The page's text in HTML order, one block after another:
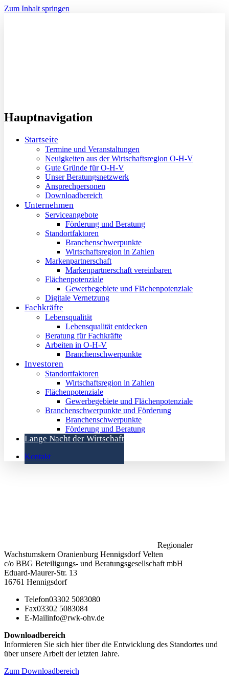
Zum Inhalt springen
Hauptnavigation
Startseite
Termine und Veranstaltungen
Neuigkeiten aus der Wirtschaftsregion O-H-V
Gute Gründe für O-H-V
Unser Beratungsnetzwerk
Ansprechpersonen
Downloadbereich
Unternehmen
Serviceangebote
Förderung und Beratung
Standortfaktoren
Branchenschwerpunkte
Wirtschaftsregion in Zahlen
Markenpartnerschaft
Markenpartnerschaft vereinbaren
Flächenpotenziale
Gewerbegebiete und Flächenpotenziale
Digitale Vernetzung
Fachkräfte
Lebensqualität
Lebensqualität entdecken
Beratung für Fachkräfte
Arbeiten in O-H-V
Branchenschwerpunkte
Investoren
Standortfaktoren
Wirtschaftsregion in Zahlen
Flächenpotenziale
Gewerbegebiete und Flächenpotenziale
Branchenschwerpunkte und Förderung
Branchenschwerpunkte
Förderung und Beratung
Lange Nacht der Wirtschaft
Kontakt
Regionaler
Wachstumskern Oranienburg Hennigsdorf Velten
c/o BBG Beteiligungs- und Beratungsgesellschaft mbH
Eduard-Maurer-Str. 13
16761 Hennigsdorf
Telefon03302 5083080
Fax03302 5083084
E-Mailinfo@rwk-ohv.de
Downloadbereich
Informieren Sie sich hier über die Entwicklung des Standortes und
über unsere Arbeit der letzten Jahre.
Zum Downloadbereich